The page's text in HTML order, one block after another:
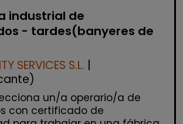
industrial de
- tardes(banyeres de
SERVICES S.L. |
un/a operario/a de
con certificado de